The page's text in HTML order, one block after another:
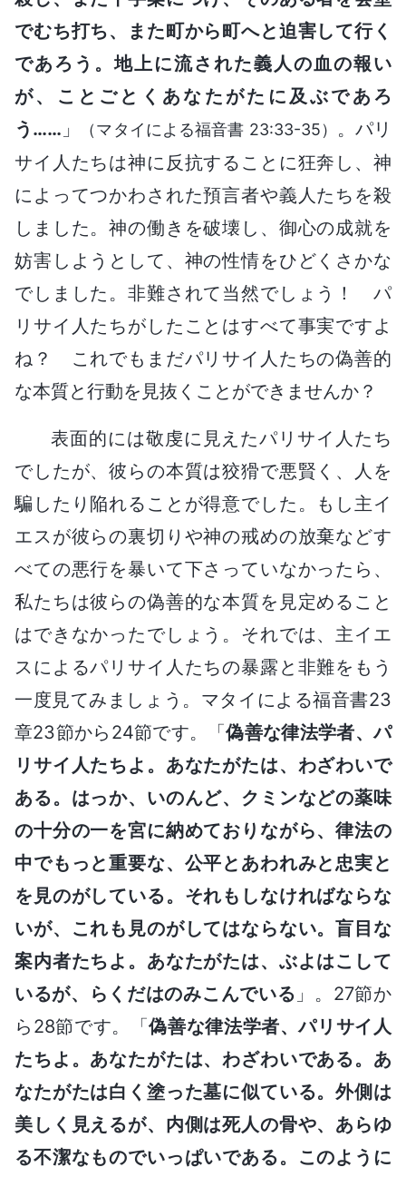
でむち打ち、また町から町へと迫害して行く
であろう。地上に流された義人の血の報い
が、ことごとくあなたがたに及ぶであろ
う…… 」 （マタイによる福音書 23:33-35）
。パリ
サイ人たちは神に反抗することに狂奔し、神
によってつかわされた預言者や義人たちを殺
しました。神の働きを破壊し、御心の成就を
妨害しようとして、神の性情をひどくさかな
でしました。非難されて当然でしょう！ パ
リサイ人たちがしたことはすべて事実ですよ
ね？ これでもまだパリサイ人たちの偽善的
な本質と行動を見抜くことができませんか？
表面的には敬虔に見えたパリサイ人たち
でしたが、彼らの本質は狡猾で悪賢く、人を
騙したり陥れることが得意でした。もし主イ
エスが彼らの裏切りや神の戒めの放棄などす
べての悪行を暴いて下さっていなかったら、
私たちは彼らの偽善的な本質を見定めること
はできなかったでしょう。それでは、主イエ
スによるパリサイ人たちの暴露と非難をもう
一度見てみましょう。マタイによる福音書23
章23節から24節です。「偽善な律法学者、パ
リサイ人たちよ。あなたがたは、わざわいで
ある。はっか、いのんど、クミンなどの薬味
の十分の一を宮に納めておりながら、律法の
中でもっと重要な、公平とあわれみと忠実と
を見のがしている。それもしなければならな
いが、これも見のがしてはならない。盲目な
案内者たちよ。あなたがたは、ぶよはこして
いるが、らくだはのみこんでいる 」。27節か
ら28節です。「偽善な律法学者、パリサイ人
たちよ。あなたがたは、わざわいである。あ
なたがたは白く塗った墓に似ている。外側は
美しく見えるが、内側は死人の骨や、あらゆ
る不潔なものでいっぱいである。このように